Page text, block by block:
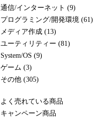
通信/インターネット (9)
プログラミング/開発環境 (61)
メディア作成 (13)
ユーティリティー (81)
System/OS (9)
ゲーム (3)
その他 (305)
よく売れている商品
キャンペーン商品